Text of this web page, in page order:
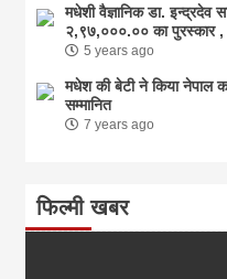
मधेशी वैज्ञानिक डा. इन्द्रदेव
२,९७,०००.०० का पुरस्कार ,
5 years ago
मधेश की बेटी ने किया नेपाल का
सम्मानित
7 years ago
फिल्मी खबर